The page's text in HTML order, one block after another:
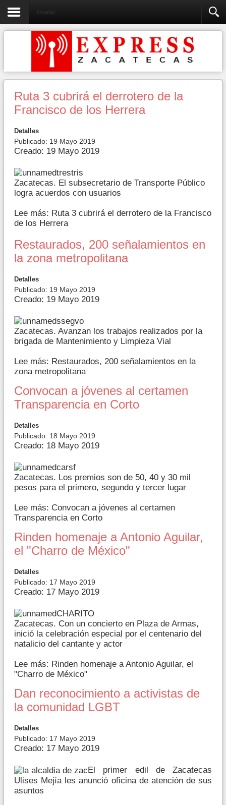
Sociedad
Ruta 3 cubrirá el derrotero de la
Francisco de los Herrera
Detalles
Publicado: 19 Mayo 2019
Creado: 19 Mayo 2019
Zacatecas. El subsecretario de Transporte Público
logra acuerdos con usuarios
Lee más: Ruta 3 cubrirá el derrotero de la Francisco
de los Herrera
Restaurados, 200 señalamientos en
la zona metropolitana
Detalles
Publicado: 19 Mayo 2019
Creado: 19 Mayo 2019
Zacatecas. Avanzan los trabajos realizados por la
brigada de Mantenimiento y Limpieza Vial
Lee más: Restaurados, 200 señalamientos en la
zona metropolitana
Convocan a jóvenes al certamen
Transparencia en Corto
Detalles
Publicado: 18 Mayo 2019
Creado: 18 Mayo 2019
Zacatecas. Los premios son de 50, 40 y 30 mil
pesos para el primero, segundo y tercer lugar
Lee más: Convocan a jóvenes al certamen
Transparencia en Corto
Rinden homenaje a Antonio Aguilar,
el "Charro de México"
Detalles
Publicado: 17 Mayo 2019
Creado: 17 Mayo 2019
Zacatecas. Con un concierto en Plaza de Armas,
inició la celebración especial por el centenario del
natalicio del cantante y actor
Lee más: Rinden homenaje a Antonio Aguilar, el
"Charro de México"
Dan reconocimiento a activistas de
la comunidad LGBT
Detalles
Publicado: 17 Mayo 2019
Creado: 17 Mayo 2019
El primer edil de Zacatecas
Ulises Mejía les anunció oficina de atención de sus
asuntos